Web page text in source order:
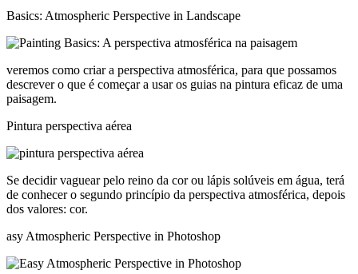
Basics: Atmospheric Perspective in Landscape
veremos como criar a perspectiva atmosférica, para que possamos
descrever o que é começar a usar os guias na pintura eficaz de uma
paisagem.
Pintura perspectiva aérea
Se decidir vaguear pelo reino da cor ou lápis solúveis em água, terá
de conhecer o segundo princípio da perspectiva atmosférica, depois
dos valores: cor.
asy Atmospheric Perspective in Photoshop